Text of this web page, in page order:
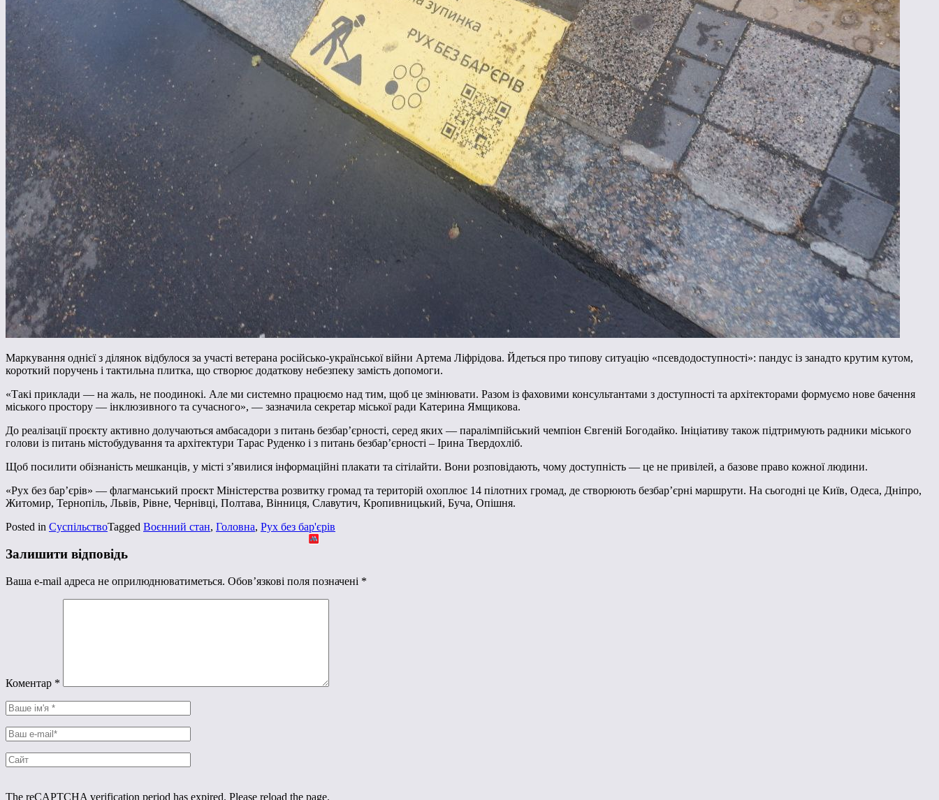
Маркування однієї з ділянок відбулося за участі ветерана російсько-української війни Артема Ліфрідова. Йдеться про типову ситуацію «псевдодоступності»: пандус із занадто крутим кутом,
короткий поручень і тактильна плитка, що створює додаткову небезпеку замість допомоги.
«Такі приклади — на жаль, не поодинокі. Але ми системно працюємо над тим, щоб це змінювати. Разом із фаховими консультантами з доступності та архітекторами формуємо нове бачення
міського простору — інклюзивного та сучасного», — зазначила секретар міської ради Катерина Ямщикова.
До реалізації проєкту активно долучаються амбасадори з питань безбар’єрності, серед яких — паралімпійський чемпіон Євгеній Богодайко. Ініціативу також підтримують радники міського
голови із питань містобудування та архітектури Тарас Руденко і з питань безбарʼєрності – Ірина Твердохліб.
Щоб посилити обізнаність мешканців, у місті з’явилися інформаційні плакати та сітілайти. Вони розповідають, чому доступність — це не привілей, а базове право кожної людини.
«Рух без бар’єрів» — флагманський проєкт Міністерства розвитку громад та територій охоплює 14 пілотних громад, де створюють безбар’єрні маршрути. На сьогодні це Київ, Одеса, Дніпро,
Житомир, Тернопіль, Львів, Рівне, Чернівці, Полтава, Вінниця, Славутич, Кропивницький, Буча, Опішня.
Posted in СуспільствоTagged Воєнний стан, Головна, Рух без бар'єрів
Залишити відповідь
Ваша e-mail адреса не оприлюднюватиметься. Обов’язкові поля позначені *
Коментар *
The reCAPTCHA verification period has expired. Please reload the page.